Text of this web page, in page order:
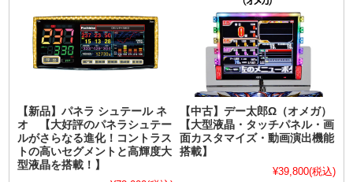
【新品】パネラ シュテール ネ
オ 【大好評のパネラシュテー
ルがさらなる進化！コントラス
トの高いセグメントと高輝度大
型液晶を搭載！】
【中古】デー太郎Ω（オメガ）
【大型液晶・タッチパネル・画
面カスタマイズ・動画演出機能
搭載】
¥39,800(税込)